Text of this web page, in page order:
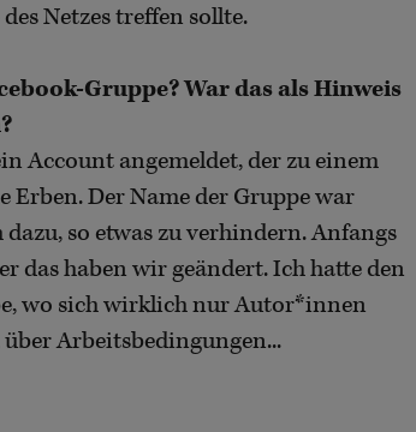
Netzes treffen sollte.
Gruppe? War das als Hinweis
Account angemeldet, der zu einem
Der Name der Gruppe war
so etwas zu verhindern. Anfangs
das haben wir geändert. Ich hatte den
wo sich wirklich nur Autor*innen
Arbeitsbedingungen...